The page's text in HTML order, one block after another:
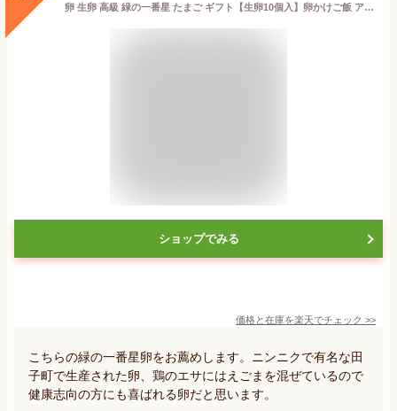
卵 生卵 高級 緑の一番星 たまご ギフト【生卵10個入】卵かけご飯 アローカナ 大黄卵鶏が産む 青い卵 ブランド卵 緑の卵 食べ物 プレゼント お取り寄せ グルメ 玉子 3980円以上で送料無料 実用的
ショップでみる
価格と在庫を楽天でチェック >>
こちらの緑の一番星卵をお薦めします。ニンニクで有名な田
子町で生産された卵、鶏のエサにはえごまを混ぜているので
健康志向の方にも喜ばれる卵だと思います。